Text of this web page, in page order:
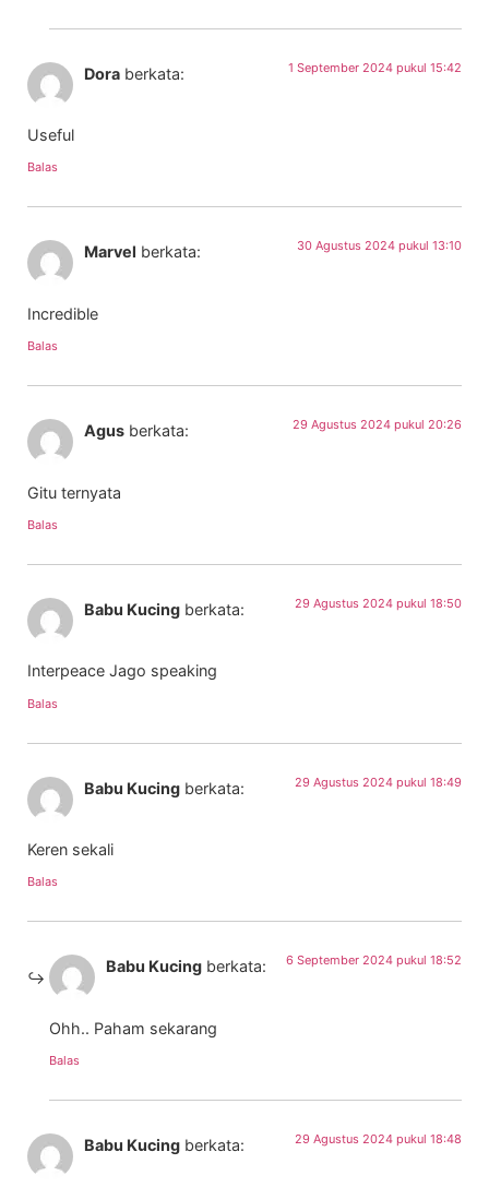
Dora berkata: 1 September 2024 pukul 15:42
Useful
Balas
Marvel berkata: 30 Agustus 2024 pukul 13:10
Incredible
Balas
Agus berkata: 29 Agustus 2024 pukul 20:26
Gitu ternyata
Balas
Babu Kucing berkata: 29 Agustus 2024 pukul 18:50
Interpeace Jago speaking
Balas
Babu Kucing berkata: 29 Agustus 2024 pukul 18:49
Keren sekali
Balas
Babu Kucing berkata: 6 September 2024 pukul 18:52
Ohh.. Paham sekarang
Balas
Babu Kucing berkata: 29 Agustus 2024 pukul 18:48